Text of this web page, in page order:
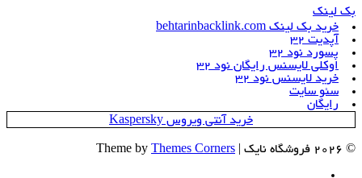
بک لینک
خرید بک لینک behtarinbacklink.com
آپدیت 32
پسورد نود 32
اوکلی لایسنس رایگان نود 32
خرید لایسنس نود 32
سئو سایت
رایگان
خرید آنتی ویروس Kaspersky
© 2026 فروشگاه نایک | Theme by Themes Corners